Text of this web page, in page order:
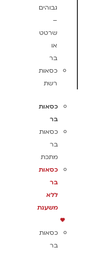
גבוהים
–
שרטט
או
בר
כסאות
רשת
כסאות
בר
כסאות
בר
מתכת
כסאות
בר
ללא
משענת
כסאות
בר